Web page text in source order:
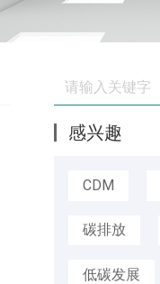
感兴趣
CDM
碳排放
低碳发展